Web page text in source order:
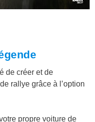
de créer et de
rallye grâce à l’option
propre voiture de